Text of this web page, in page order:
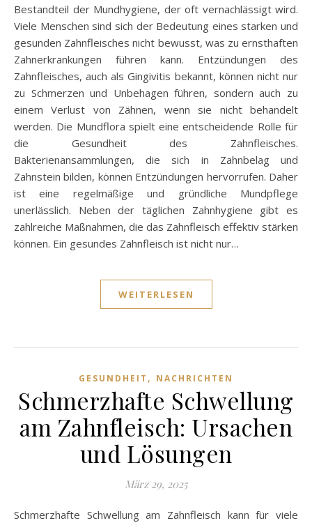
Bestandteil der Mundhygiene, der oft vernachlässigt wird.
Viele Menschen sind sich der Bedeutung eines starken und
gesunden Zahnfleisches nicht bewusst, was zu ernsthaften
Zahnerkrankungen führen kann. Entzündungen des
Zahnfleisches, auch als Gingivitis bekannt, können nicht nur
zu Schmerzen und Unbehagen führen, sondern auch zu
einem Verlust von Zähnen, wenn sie nicht behandelt
werden. Die Mundflora spielt eine entscheidende Rolle für
die Gesundheit des Zahnfleisches.
Bakterienansammlungen, die sich in Zahnbelag und
Zahnstein bilden, können Entzündungen hervorrufen. Daher
ist eine regelmäßige und gründliche Mundpflege
unerlässlich. Neben der täglichen Zahnhygiene gibt es
zahlreiche Maßnahmen, die das Zahnfleisch effektiv stärken
können. Ein gesundes Zahnfleisch ist nicht nur…
WEITERLESEN
GESUNDHEIT , NACHRICHTEN
Schmerzhafte Schwellung
am Zahnfleisch: Ursachen
und Lösungen
März 29, 2025
Schmerzhafte Schwellung am Zahnfleisch kann für viele